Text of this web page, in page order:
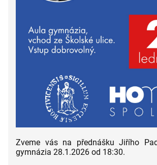
Zveme vás na přednášku Jiřího
gymnázia 28.1.2026 od 18:30.